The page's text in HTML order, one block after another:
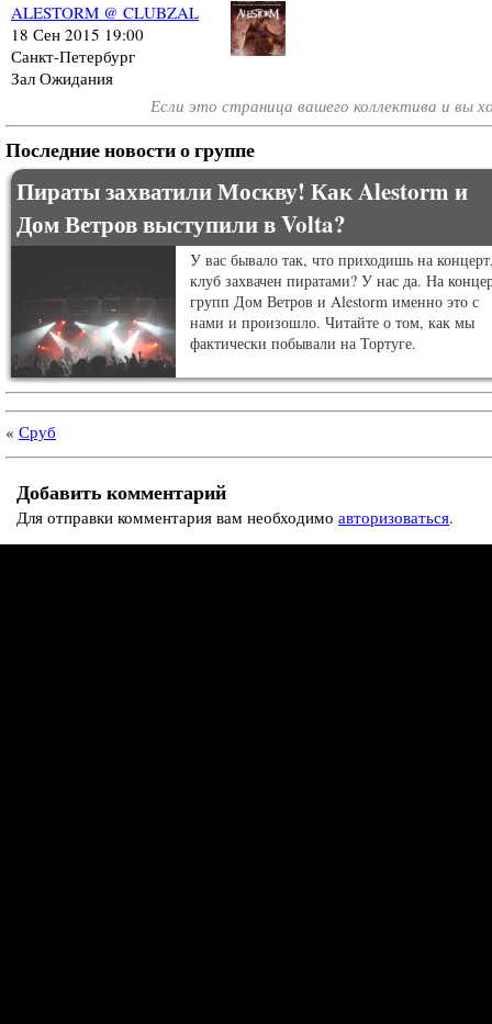
ALESTORM @ CLUBZAL
18 Сен 2015 19:00
Санкт-Петербург
Зал Ожидания
Если это страница вашего коллектива и
Последние новости о группе
Пираты захватили Москву! Как Alestorm и
Дом Ветров выступили в Volta?
У вас бывало так, что приходишь на
клуб захвачен пиратами? У нас да. На
групп Дом Ветров и Alestorm именно это с
нами и произошло. Читайте о том, как мы
фактически побывали на Тортуге.
« Сруб
Добавить комментарий
Для отправки комментария вам необходимо авторизоваться.